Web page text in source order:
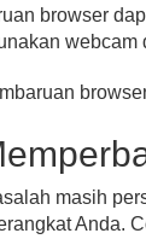
browser
webcam
masih
Anda.